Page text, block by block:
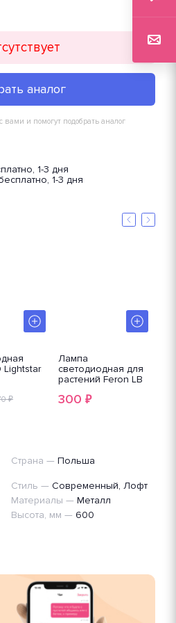
аналог
и помогут подобрать аналог
1-3 дня
1-3 дня
Lightstar
₽
Лампа
светодиодная для
растений Feron LB
300 ₽
Страна — Польша
Стиль — Современный, Лофт
Материалы — Металл
Высота, мм — 600